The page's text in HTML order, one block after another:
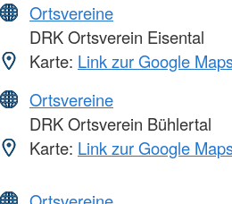
Ortsvereine
DRK Ortsverein Eisental
Karte: Link zur Google
Ortsvereine
DRK Ortsverein Bühlertal
Karte: Link zur Google